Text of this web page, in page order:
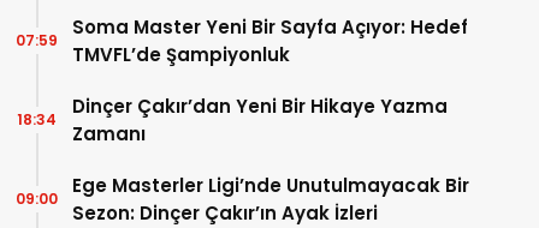
Soma Master Yeni Bir Sayfa Açıyor: Hedef
TMVFL’de Şampiyonluk
07:59
Dinçer Çakır’dan Yeni Bir Hikaye Yazma
Zamanı
18:34
Ege Masterler Ligi’nde Unutulmayacak Bir
Sezon: Dinçer Çakır’ın Ayak İzleri
09:00